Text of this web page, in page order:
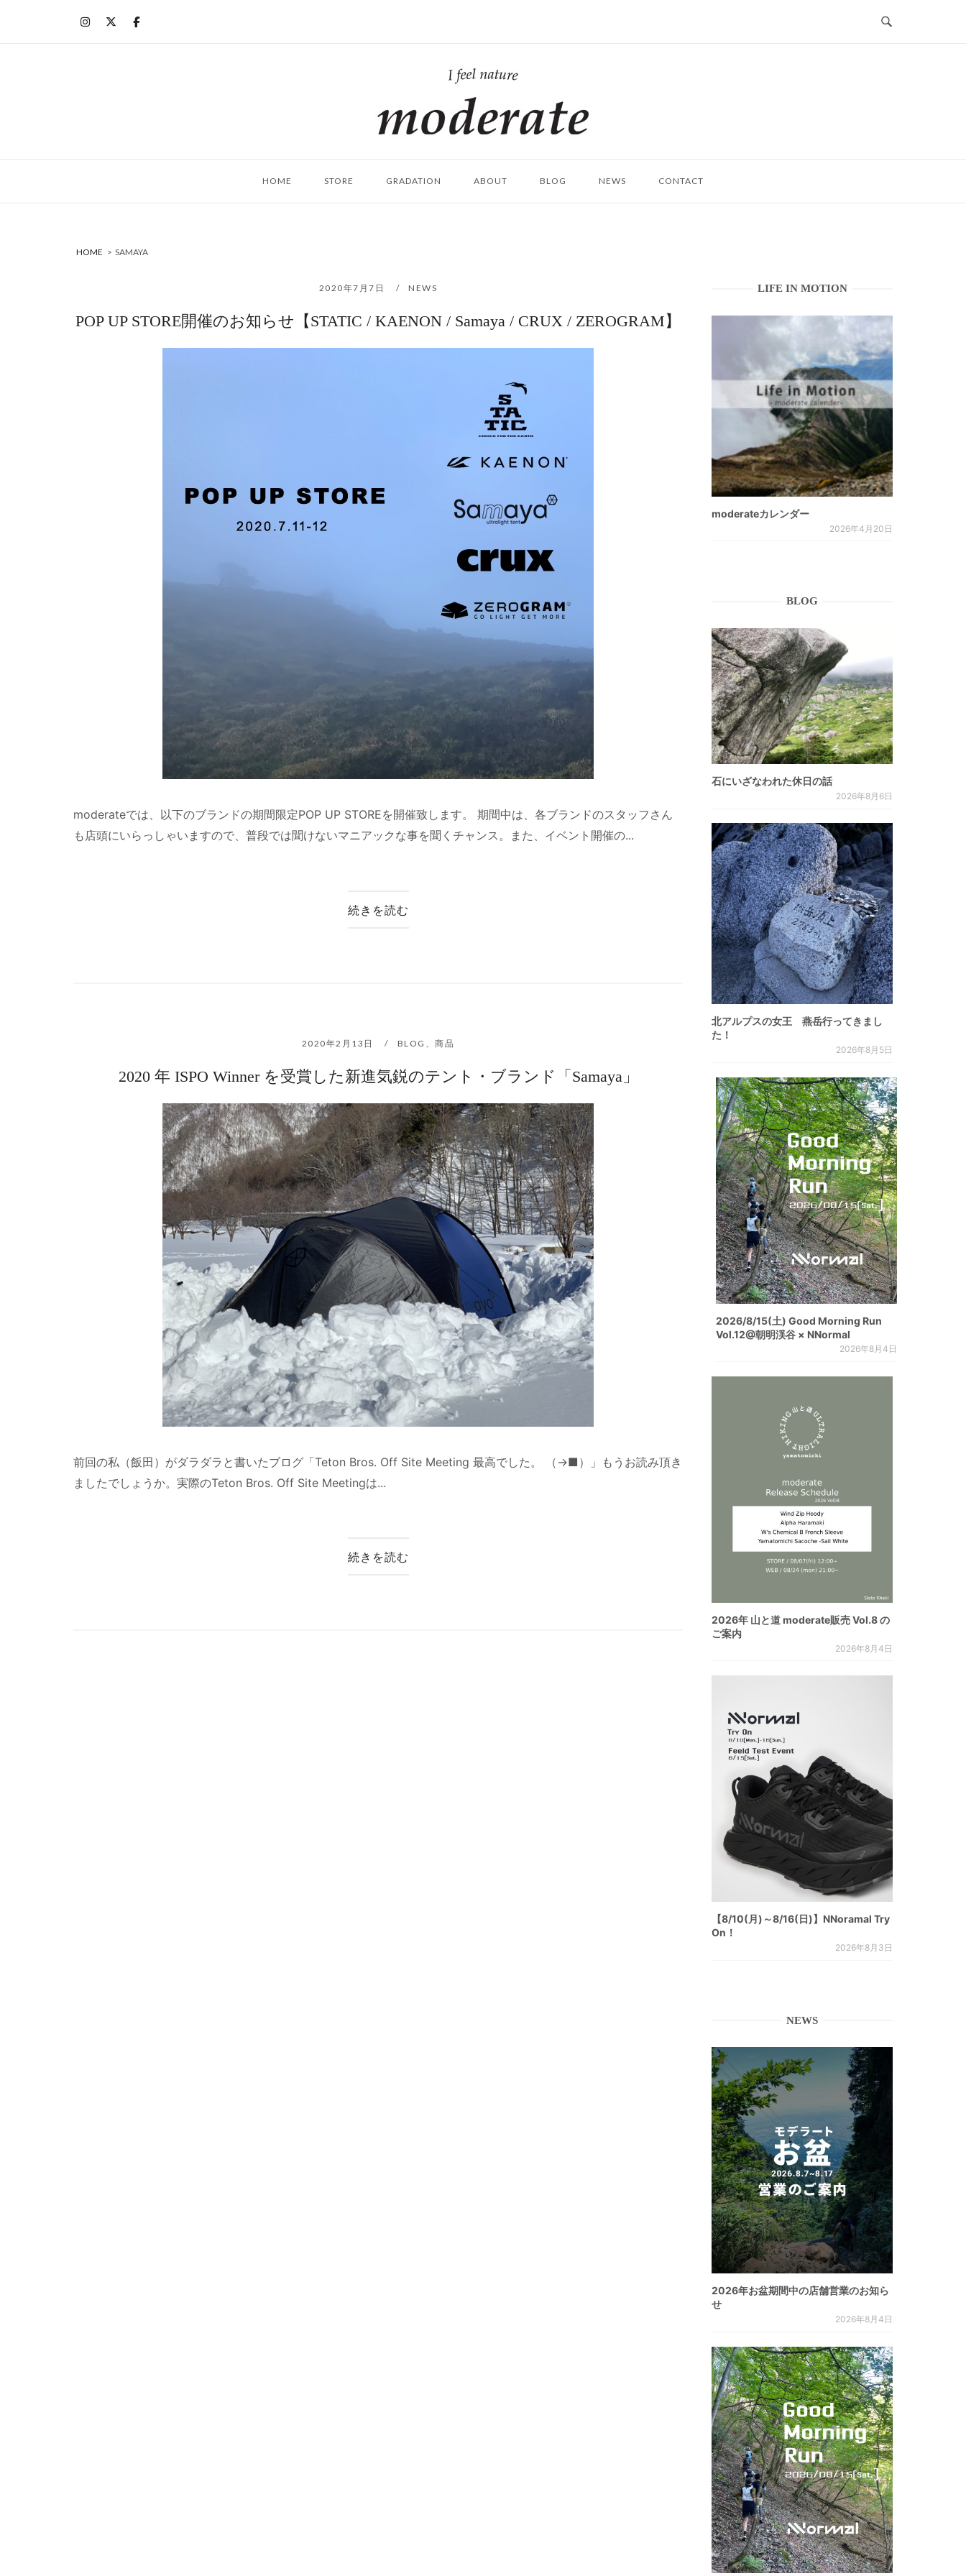
ム
HOME STORE GRADATION ABOUT BLOG NEWS CONTACT
HOME > SAMAYA
2020年7月7日 NEWS
POP UP STORE開催のお知らせ【STATIC / KAENON / Samaya / CRUX / ZEROGRAM】
moderateでは、以下のブランドの期間限定POP UP STOREを開催致します。 期間中は、各ブランドのスタッフさん
も店頭にいらっしゃいますので、普段では聞けないマニアックな事を聞くチャンス。また、イベント開催の...
続きを読む
2020年2月13日 BLOG 、商品
2020 年 ISPO Winner を受賞した新進気鋭のテント・ブランド「Samaya」
前回の私（飯田）がダラダラと書いたブログ「Teton Bros. Off Site Meeting 最高でした。 （→■）」もうお読み頂き
ましたでしょうか。実際のTeton Bros. Off Site Meetingは...
続きを読む
LIFE IN MOTION
moderateカレンダー
2026年4月20日
BLOG
石にいざなわれた休日の話
2026年8月6日
北アルプスの女王 燕岳行ってきまし
た！
2026年8月5日
2026/8/15(土) Good Morning Run
Vol.12@朝明渓谷 × NNormal
2026年8月4日
2026年 山と道 moderate販売 Vol.8 の
ご案内
2026年8月4日
【8/10(月)～8/16(日)】NNoramal Try
On！
2026年8月3日
NEWS
2026年お盆期間中の店舗営業のお知ら
せ
2026年8月4日